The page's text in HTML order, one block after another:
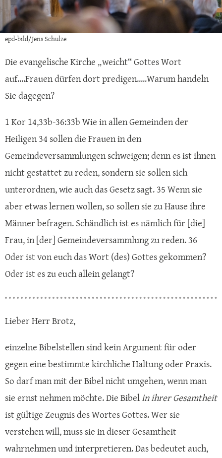
epd-bild/Jens Schulze
Die evangelische Kirche „weicht“ Gottes Wort
auf....Frauen dürfen dort predigen.....Warum handeln
Sie dagegen?
1 Kor 14,33b-36:33b Wie in allen Gemeinden der
Heiligen 34 sollen die Frauen in den
Gemeindeversammlungen schweigen; denn es ist ihnen
nicht gestattet zu reden, sondern sie sollen sich
unterordnen, wie auch das Gesetz sagt. 35 Wenn sie
aber etwas lernen wollen, so sollen sie zu Hause ihre
Männer befragen. Schändlich ist es nämlich für [die]
Frau, in [der] Gemeindeversammlung zu reden. 36
Oder ist von euch das Wort (des) Gottes gekommen?
Oder ist es zu euch allein gelangt?
Lieber Herr Brotz,
einzelne Bibelstellen sind kein Argument für oder
gegen eine bestimmte kirchliche Haltung oder Praxis.
So darf man mit der Bibel nicht umgehen, wenn man
sie ernst nehmen möchte. Die Bibelin ihrer Gesamtheit
ist gültige Zeugnis des Wortes Gottes. Wer sie
verstehen will, muss sie in dieser Gesamtheit
wahrnehmen und interpretieren. Das bedeutet auch,